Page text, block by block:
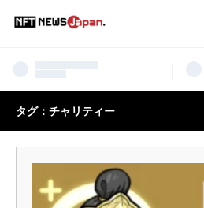
タグ：チャリティー